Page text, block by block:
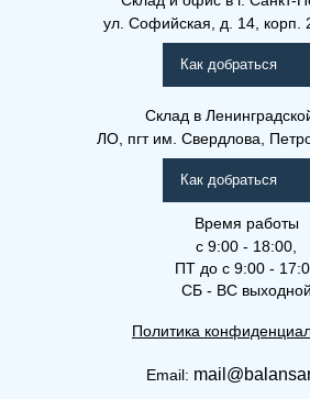
ул. Софийская, д. 14, корп.
Как добраться
Склад в
ЛО, пгт им. Свердлова,
Как добраться
Время работы
с 9:00 - 18:00,
ПТ до с 9:00 -
СБ - ВС выходной
Политика
Email: